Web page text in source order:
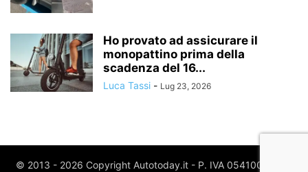
Ho provato ad assicurare il
monopattino prima della
scadenza del 16...
Luca Tassi - Lug 23, 2026
© 2013 - 2026 Copyright Autotoday.it - P. IVA 05410020969